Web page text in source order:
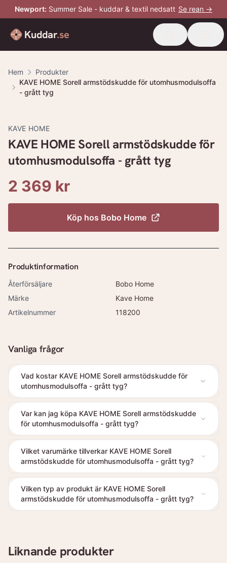
Newport: Summer Sale - kuddar & textil nedsatt Se rean →
Kuddar.se
Hem
Produkter
KAVE HOME Sorell armstödskudde för utomhusmodulsoffa
- grått tyg
KAVE HOME
KAVE HOME Sorell armstödskudde för
utomhusmodulsoffa - grått tyg
2 369 kr
Köp hos Bobo Home
Produktinformation
Återförsäljare
Bobo Home
Märke
Kave Home
Artikelnummer
118200
Vanliga frågor
Vad kostar KAVE HOME Sorell armstödskudde för
utomhusmodulsoffa - grått tyg?
Var kan jag köpa KAVE HOME Sorell armstödskudde
för utomhusmodulsoffa - grått tyg?
Vilket varumärke tillverkar KAVE HOME Sorell
armstödskudde för utomhusmodulsoffa - grått tyg?
Vilken typ av produkt är KAVE HOME Sorell
armstödskudde för utomhusmodulsoffa - grått tyg?
Liknande produkter